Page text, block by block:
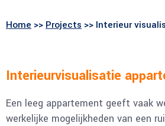
Home >> Projects >> Interieur
Interieurvisualisatie
Een leeg appartement geeft vaak
werkelijke mogelijkheden van een